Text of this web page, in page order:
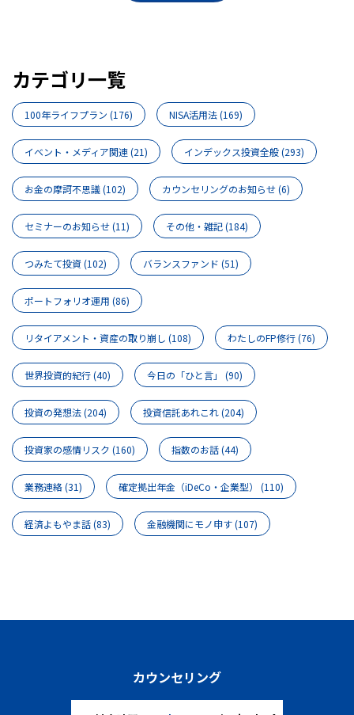
カテゴリ一覧
100年ライフプラン (176) NISA活用法(169)
イベント・メディア関連(21) インデックス投資全般(293)
お金の摩訶不思議(102) カウンセリングのお知らせ(6)
セミナーのお知らせ(11) その他・雑記(184)
つみたて投資(102) バランスファンド (51)
ポートフォリオ運用 (86)
リタイアメント・資産の取り崩し (108) わたしのFP修行(76)
世界投資的紀行(40) 今日の「ひと言」 (90)
投資の発想法(204) 投資信託あれこれ(204)
投資家の感情リスク (160) 指数のお話(44)
業務連絡(31) 確定拠出年金（iDeCo・企業型） (110)
経済よもやま話(83) 金融機関にモノ申す(107)
カウンセリング